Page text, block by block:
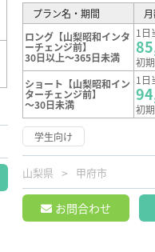
プラン名・期間
ロング【山梨昭和インタ
ーチェンジ前】
30日以上～365日未満
1日
初
ショート【山梨昭和イン
ターチェンジ前】
～30日未満
1日
初
学生向け
山梨県 甲府市
お問合わせ